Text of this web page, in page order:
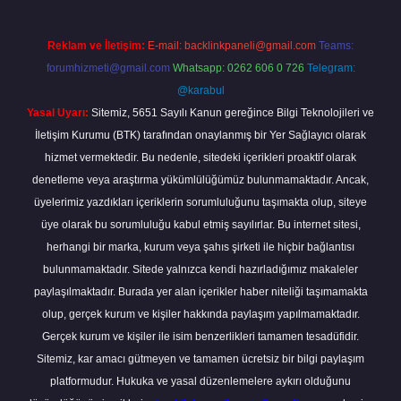
Reklam ve İletişim: E-mail: backlinkpaneli@gmail.com Teams:
forumhizmeti@gmail.com Whatsapp: 0262 606 0 726 Telegram:
@karabul
Yasal Uyarı: Sitemiz, 5651 Sayılı Kanun gereğince Bilgi Teknolojileri ve
İletişim Kurumu (BTK) tarafından onaylanmış bir Yer Sağlayıcı olarak
hizmet vermektedir. Bu nedenle, sitedeki içerikleri proaktif olarak
denetleme veya araştırma yükümlülüğümüz bulunmamaktadır. Ancak,
üyelerimiz yazdıkları içeriklerin sorumluluğunu taşımakta olup, siteye
üye olarak bu sorumluluğu kabul etmiş sayılırlar. Bu internet sitesi,
herhangi bir marka, kurum veya şahıs şirketi ile hiçbir bağlantısı
bulunmamaktadır. Sitede yalnızca kendi hazırladığımız makaleler
paylaşılmaktadır. Burada yer alan içerikler haber niteliği taşımamakta
olup, gerçek kurum ve kişiler hakkında paylaşım yapılmamaktadır.
Gerçek kurum ve kişiler ile isim benzerlikleri tamamen tesadüfidir.
Sitemiz, kar amacı gütmeyen ve tamamen ücretsiz bir bilgi paylaşım
platformudur. Hukuka ve yasal düzenlemelere aykırı olduğunu